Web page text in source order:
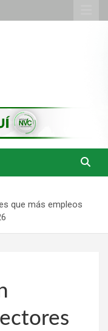
que más empleos